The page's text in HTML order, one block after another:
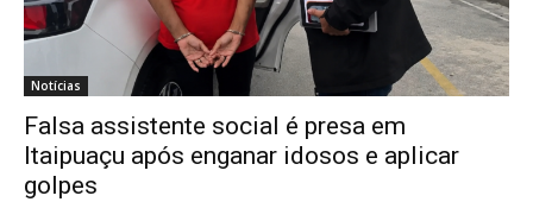
Notícias
Falsa assistente social é presa em
Itaipuaçu após enganar idosos e aplicar
golpes